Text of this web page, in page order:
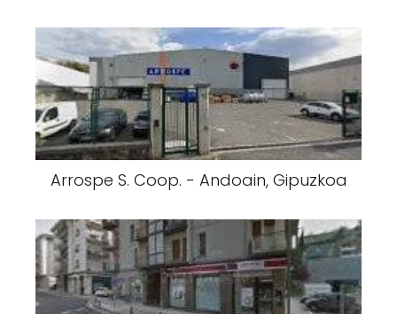
Arrospe S. Coop. - Andoain, Gipuzkoa